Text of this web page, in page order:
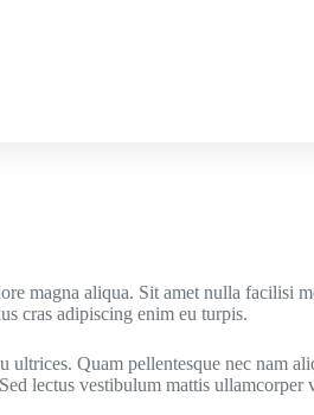
magna aliqua. Sit amet nulla facilisi
cras adipiscing enim eu turpis.
Quam pellentesque nec nam
lectus vestibulum mattis ullamcorper